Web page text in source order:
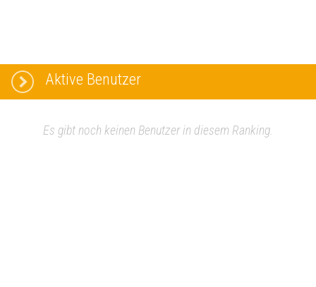
Aktive Benutzer
Es gibt noch keinen Benutzer in diesem Ranking.